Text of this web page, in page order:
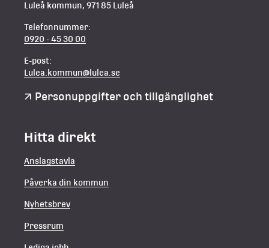
Luleå kommun, 971 85 Luleå
Telefonnummer:
0920 - 45 30 00
E-post:
Lulea.kommun@lulea.se
Personuppgifter och tillgänglighet
Hitta direkt
Anslagstavla
Påverka din kommun
Nyhetsbrev
Pressrum